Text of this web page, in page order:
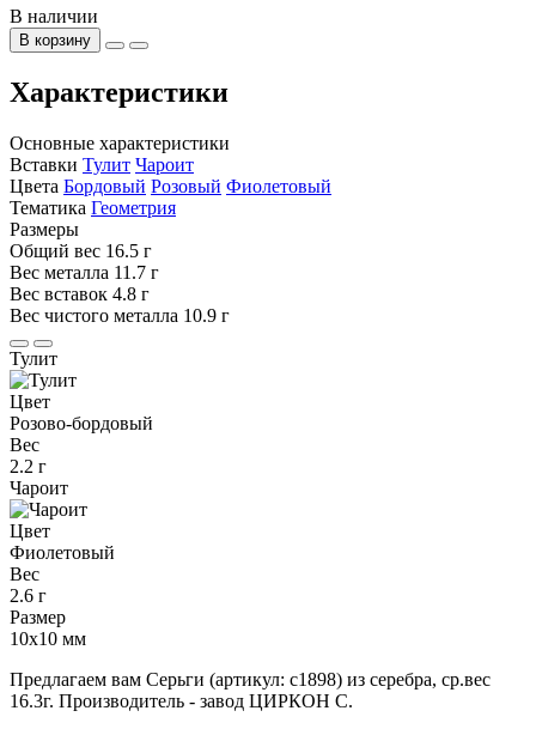
В наличии
В корзину
Характеристики
Основные характеристики
Вставки Тулит Чароит
Цвета Бордовый Розовый Фиолетовый
Тематика Геометрия
Размеры
Общий вес 16.5 г
Вес металла 11.7 г
Вес вставок 4.8 г
Вес чистого металла 10.9 г
Тулит
Цвет
Розово-бордовый
Вес
2.2 г
Чароит
Цвет
Фиолетовый
Вес
2.6 г
Размер
10х10 мм
Предлагаем вам Серьги (артикул: с1898) из серебра, ср.вес
16.3г. Производитель - завод ЦИРКОН С.